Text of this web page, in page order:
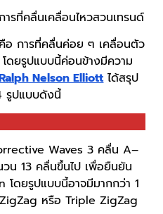
ารที่คลื่นเคลื่อนไหวสวนเทรนด์
คือ การที่คลื่นค่อย ๆ เคลื่อนตัว
ดยรูปแบบนี้ค่อนข้างมีความ
Nelson Elliottได้สรุป
รูปแบบดังนี้
Waves 3 คลื่น A–
น 13 คลื่นขึ้นไป เพื่อยืนยัน
ดยรูปแบบนี้อาจมีมากกว่า 1
หรือ Triple ZigZag